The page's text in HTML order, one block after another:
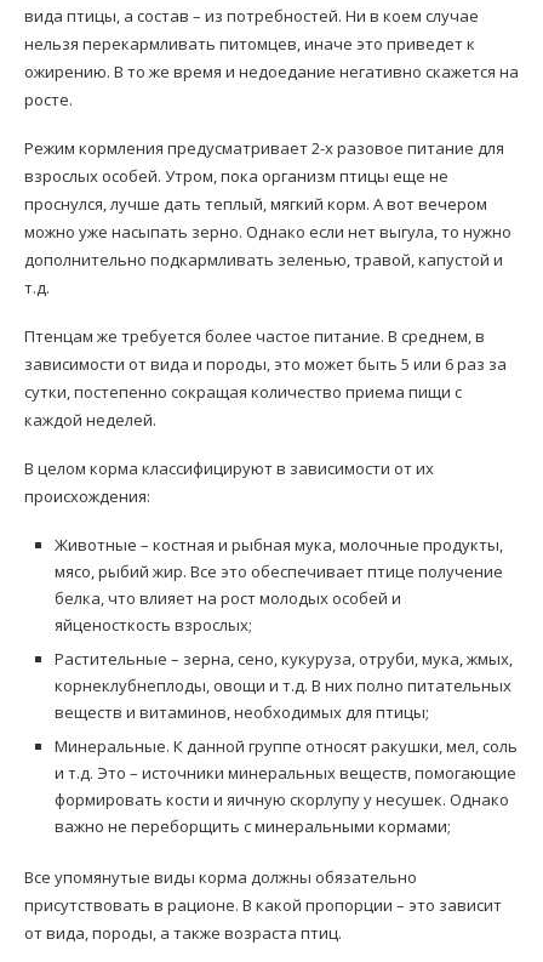
вида птицы, а состав – из потребностей. Ни в коем случае
нельзя перекармливать питомцев, иначе это приведет к
ожирению. В то же время и недоедание негативно скажется на
росте.
Режим кормления предусматривает 2-х разовое питание для
взрослых особей. Утром, пока организм птицы еще не
проснулся, лучше дать теплый, мягкий корм. А вот вечером
можно уже насыпать зерно. Однако если нет выгула, то нужно
дополнительно подкармливать зеленью, травой, капустой и
т.д.
Птенцам же требуется более частое питание. В среднем, в
зависимости от вида и породы, это может быть 5 или 6 раз за
сутки, постепенно сокращая количество приема пищи с
каждой неделей.
В целом корма классифицируют в зависимости от их
происхождения:
Животные – костная и рыбная мука, молочные продукты,
мясо, рыбий жир. Все это обеспечивает птице получение
белка, что влияет на рост молодых особей и
яйценосткость взрослых;
Растительные – зерна, сено, кукуруза, отруби, мука, жмых,
корнеклубнеплоды, овощи и т.д. В них полно питательных
веществ и витаминов, необходимых для птицы;
Минеральные. К данной группе относят ракушки, мел, соль
и т.д. Это – источники минеральных веществ, помогающие
формировать кости и яичную скорлупу у несушек. Однако
важно не переборщить с минеральными кормами;
Все упомянутые виды корма должны обязательно
присутствовать в рационе. В какой пропорции – это зависит
от вида, породы, а также возраста птиц.